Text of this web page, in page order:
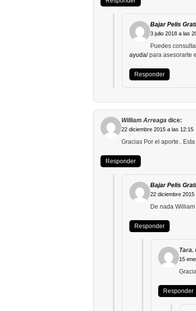
Bajar Pelis
3 julio 2018 a las
Puedes
ayuda/para asesorarte
Responder
William Arreaga dice:
22 diciembre 2015 a las 12:15
Gracias Por el aporte..
Responder
Bajar Pelis
22 diciembre 2015
De nada William
Responder
Tara.
15
Responder